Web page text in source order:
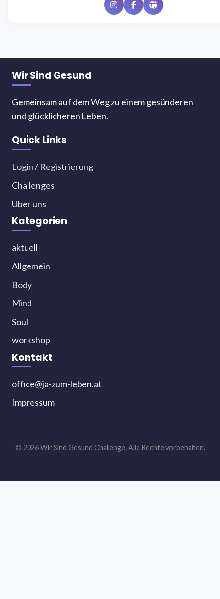
InstagramFacebookWebsite
Wir Sind Gesund
Gemeinsam auf dem Weg zu einem gesünderen
und glücklicheren Leben.
Quick Links
Login / Registrierung
Challenges
Über uns
Kategorien
aktuell
Allgemein
Body
Mind
Soul
workshop
Kontakt
office@ja-zum-leben.at
Impressum
© 2026 Wir Sind Gesund Challenge. Alle Rechte vorbehalten.